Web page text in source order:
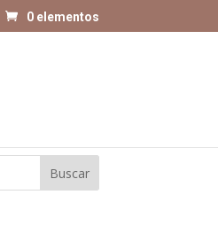
0 elementos